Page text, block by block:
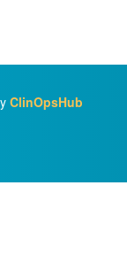
ClinOpsHub